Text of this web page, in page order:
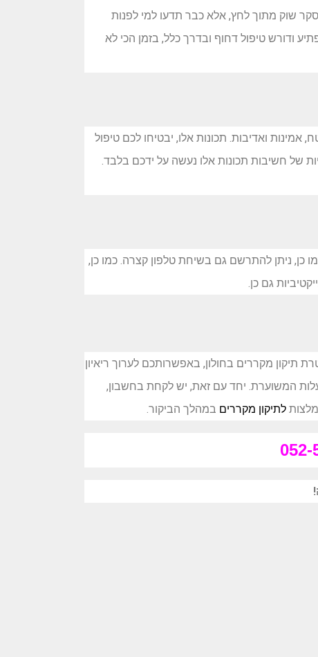
שוק מתוך לחץ, אלא כבר תדעו למי לפנות
ודורש טיפול דחוף ובדרך כלל, בזמן הכי לא
ואדיבות. תכונות אלו, יבטיחו לכם טיפול
של חשיבות תכונות אלו נעשה על ידכם בלבד.
ניתן להתרשם גם בשיחת טלפון קצרה. כמו כן,
גם כן.
מקררים בחולון, באפשרותכם לערוך ריאיון
המשוערת. יחד עם זאת, יש לקחת בחשבון,
לתיקון מקררים במהלך הביקור.
052-